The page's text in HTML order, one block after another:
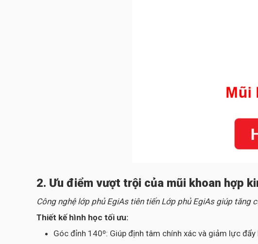
2. Ưu điểm vượt trội của mũi khoan hợp
Công nghệ lớp phủ EgiAs tiên tiến Lớp phủ EgiAs giúp
Thiết kế hình học tối ưu:
Góc đỉnh 140⁰: Giúp định tâm chính xác và giảm lực đẩy